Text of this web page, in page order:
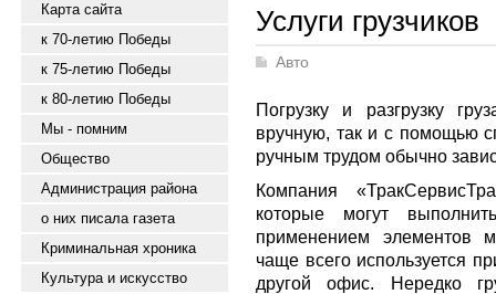
Карта сайта
к 70-летию Победы
к 75-летию Победы
к 80-летию Победы
Мы - помним
Общество
Администрация района
о них писала газета
Криминальная хроника
Культура и искусство
Услуги грузчиков
Авто
Погрузку и разгрузку
вручную, так и с помощью
ручным трудом обычно
Компания
которые могут
применением элементов
чаще всего используется
другой офис. Нередко